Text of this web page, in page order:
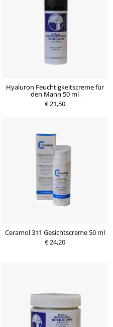
Hyaluron Feuchtigkeitscreme für
den Mann 50 ml
€ 21,50
Ceramol 311 Gesichtscreme 50 ml
€ 24,20